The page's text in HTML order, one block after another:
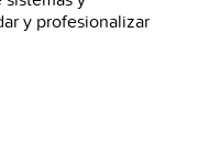
y profesionalizar